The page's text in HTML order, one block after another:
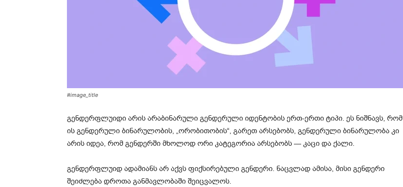
#image_title
გენდერფლუიდი არის არაბინარული გენდერული იდენტობის ერთ-ერთი ტიპი. ეს ნიშნავს, რომ
ის გენდერული ბინარულობის, „ორობითობის“, გარეთ არსებობს, გენდერული ბინარულობა კი
არის იდეა, რომ გენდერში მხოლოდ ორი კატეგორია არსებობს — კაცი და ქალი.
გენდერფლუიდ ადამიანს არ აქვს ფიქსირებული გენდერი. ნაცვლად ამისა, მისი გენდერი
შეიძლება დროთა განმავლობაში შეიცვალოს.